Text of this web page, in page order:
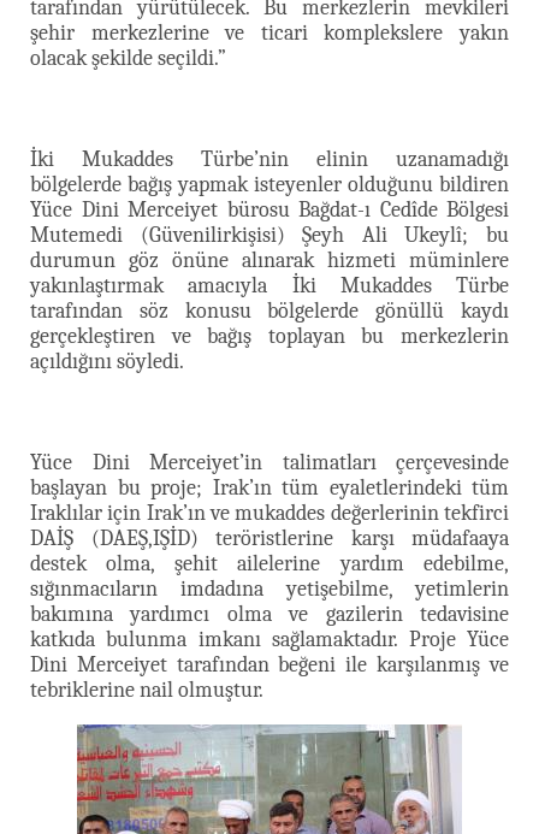
tarafından yürütülecek. Bu merkezlerin mevkileri
şehir merkezlerine ve ticari komplekslere yakın
olacak şekilde seçildi.”
İki Mukaddes Türbe’nin elinin uzanamadığı
bölgelerde bağış yapmak isteyenler olduğunu bildiren
Yüce Dini Merceiyet bürosu Bağdat-ı Cedîde Bölgesi
Mutemedi (Güvenilirkişisi) Şeyh Ali Ukeylî; bu
durumun göz önüne alınarak hizmeti müminlere
yakınlaştırmak amacıyla İki Mukaddes Türbe
tarafından söz konusu bölgelerde gönüllü kaydı
gerçekleştiren ve bağış toplayan bu merkezlerin
açıldığını söyledi.
Yüce Dini Merceiyet’in talimatları çerçevesinde
başlayan bu proje; Irak’ın tüm eyaletlerindeki tüm
Iraklılar için Irak’ın ve mukaddes değerlerinin tekfirci
DAİŞ (DAEŞ,IŞİD) teröristlerine karşı müdafaaya
destek olma, şehit ailelerine yardım edebilme,
sığınmacıların imdadına yetişebilme, yetimlerin
bakımına yardımcı olma ve gazilerin tedavisine
katkıda bulunma imkanı sağlamaktadır. Proje Yüce
Dini Merceiyet tarafından beğeni ile karşılanmış ve
tebriklerine nail olmuştur.